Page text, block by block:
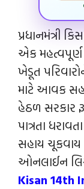
પ્રધાનમંત્રી
એક મહત્વપૂર્ણ
ખેડૂત
માટે આવક
હેઠળ સરકાર
પાત્રતા
સહાય
ઓનલાઈન
Kisan 14th